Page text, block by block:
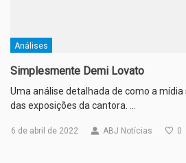
Análises
Simplesmente Demi Lovato
Uma análise detalhada de como a
das exposições da cantora. …
6 de abril de 2022 ABJ Notícias 0